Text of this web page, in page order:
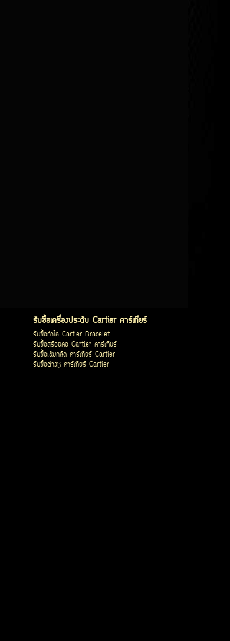
รับซื้อเครื่องประดับ Cartier คาร์เทียร์
รับซื้อกำไล Cartier Bracelet
รับซื้อสร้อยคอ Cartier คาร์เทียร์
รับซื้อเข็มกลัด คาร์เทียร์ Cartier
รับซื้อต่างหู คาร์เทียร์ Cartier